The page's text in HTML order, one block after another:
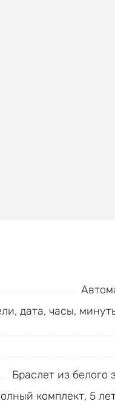
дата, часы,
Браслет из белого
комплект, 5